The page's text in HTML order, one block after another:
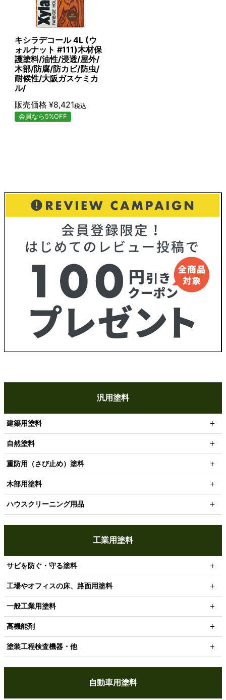
汎用塗料
建築用塗料
自然塗料
重防用（さび止め）塗料
木部用塗料
ハウスクリーニング用品
工業用塗料
サビを防ぐ・守る塗料
工場やオフィスの床、路面用塗料
一般工業用塗料
高機能剤
塗装工程検査機器・他
自動車用塗料
キシラデコール 4L (ウ
ォルナット #111)木材保
護塗料/油性/浸透/屋外/
木部/防腐/防カビ/防虫/
耐候性/大阪ガスケミカ
ル/
販売価格 ¥8,421税込
会員なら5%OFF